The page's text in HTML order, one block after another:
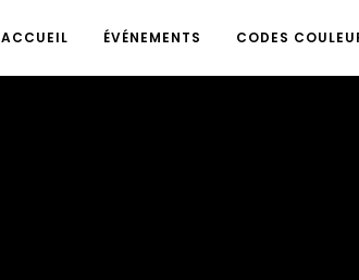
ACCUEIL ÉVÉNEMENTS CODES